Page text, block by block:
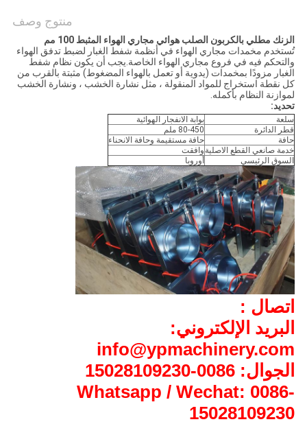
منتوج وصف
الزنك مطلي بالكربون الصلب هوائي مجاري الهواء المثبط 100 مم
تُستخدم مخمدات مجاري الهواء في أنظمة شفط الغبار لضبط تدفق الهواء
والتحكم فيه في فروع مجاري الهواء الخاصة.يجب أن يكون نظام شفط
الغبار مزودًا بمخمدات (يدوية أو تعمل بالهواء المضغوط) مثبتة بالقرب من
كل نقطة استخراج للمواد المنقولة ، مثل نشارة الخشب ، ونشارة الخشب
لموازنة النظام بأكمله.
تحديد:
سلعة
بوابة الانفجار الهوائية
قطر الدائرة
80-450 ملم
حافة
حافة مستقيمة وحافة الانحناء
خدمة صانعي القطع الاصلية وافقت
السوق الرئيسي
أوروبا
اتصال :
البريد الإلكتروني:
info@ypmachinery.com
الجوال: 0086-15028109230
Whatsapp / Wechat: 0086-
15028109230